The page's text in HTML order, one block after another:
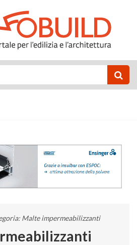
Malte impermeabilizzanti